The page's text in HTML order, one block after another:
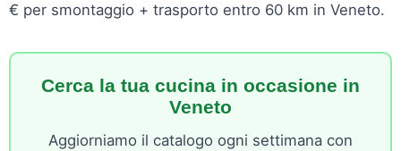
€ per smontaggio + trasporto entro 60 km in Veneto.
Cerca la tua cucina in occasione in
Veneto
Aggiorniamo il catalogo ogni settimana con